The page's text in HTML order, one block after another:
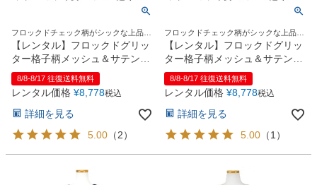
フロックドチェック柄がシックな上品な
ワンピースドレス
【レンタル】フロックドグリッ
ター格子柄メッシュ＆サテン子
供ドレス(SK714)ネイビー
8/8-8/17 往復送料無料
レンタル価格 ¥8,778税込
詳細を見る
5.00 （2）
フロックドチェック柄がシックな上品な
ワンピースドレス
【レンタル】フロックドグリッ
ター格子柄メッシュ＆サテン子
供ドレス(SK714)バーガンディ
ー
8/8-8/17 往復送料無料
レンタル価格 ¥8,778税込
詳細を見る
5.00 （1 ）